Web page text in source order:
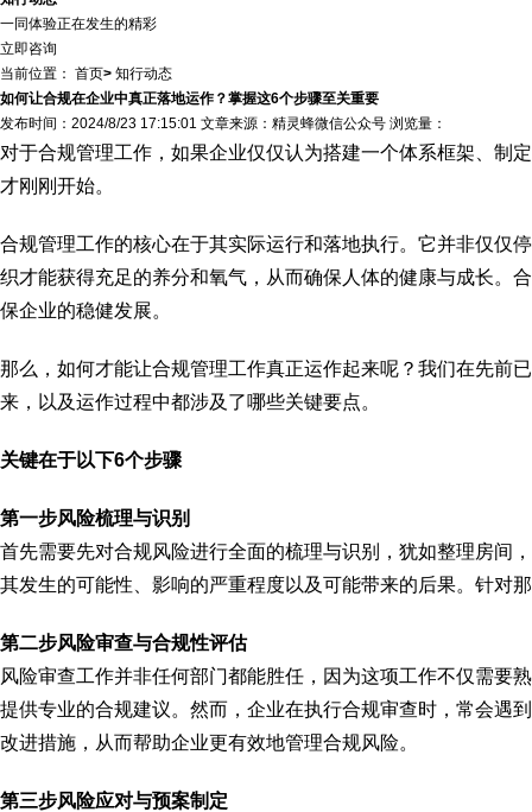
一同体验正在发生的精彩
立即咨询
当前位置： 首页> 知行动态
如何让合规在企业中真正落地运作？掌握这6个步骤至关重要
发布时间：2024/8/23 17:15:01 文章来源：精灵蜂微信公众号 浏览量：
对于合规管理工作，如果企业仅仅认为搭建一个体系框架、制
才刚刚开始。
合规管理工作的核心在于其实际运行和落地执行。它并非仅仅
织才能获得充足的养分和氧气，从而确保人体的健康与成长。
保企业的稳健发展。
那么，如何才能让合规管理工作真正运作起来呢？我们在先前
来，以及运作过程中都涉及了哪些关键要点。
关键在于以下6个步骤
第一步风险梳理与识别
首先需要先对合规风险进行全面的梳理与识别，犹如整理房间
其发生的可能性、影响的严重程度以及可能带来的后果。针对
第二步风险审查与合规性评估
风险审查工作并非任何部门都能胜任，因为这项工作不仅需要
提供专业的合规建议。然而，企业在执行合规审查时，常会遇
改进措施，从而帮助企业更有效地管理合规风险。
第三步风险应对与预案制定